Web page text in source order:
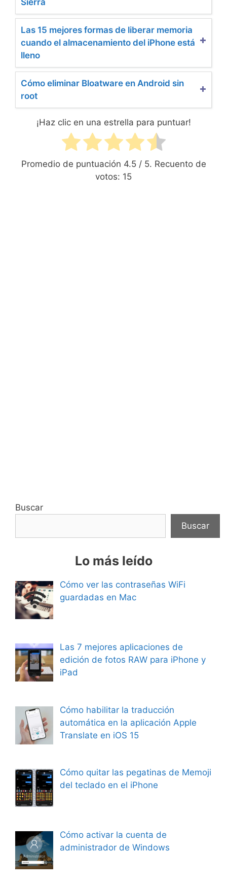
Sierra
Las 15 mejores formas de liberar memoria
cuando el almacenamiento del iPhone está
lleno
Cómo eliminar Bloatware en Android sin
root
¡Haz clic en una estrella para puntuar!
Promedio de puntuación 4.5/ 5. Recuento de
votos: 15
Buscar
Buscar
Lo más leído
Cómo ver las contraseñas WiFi
guardadas en Mac
Las 7 mejores aplicaciones de
edición de fotos RAW para iPhone y
iPad
Cómo habilitar la traducción
automática en la aplicación Apple
Translate en iOS 15
Cómo quitar las pegatinas de Memoji
del teclado en el iPhone
Cómo activar la cuenta de
administrador de Windows